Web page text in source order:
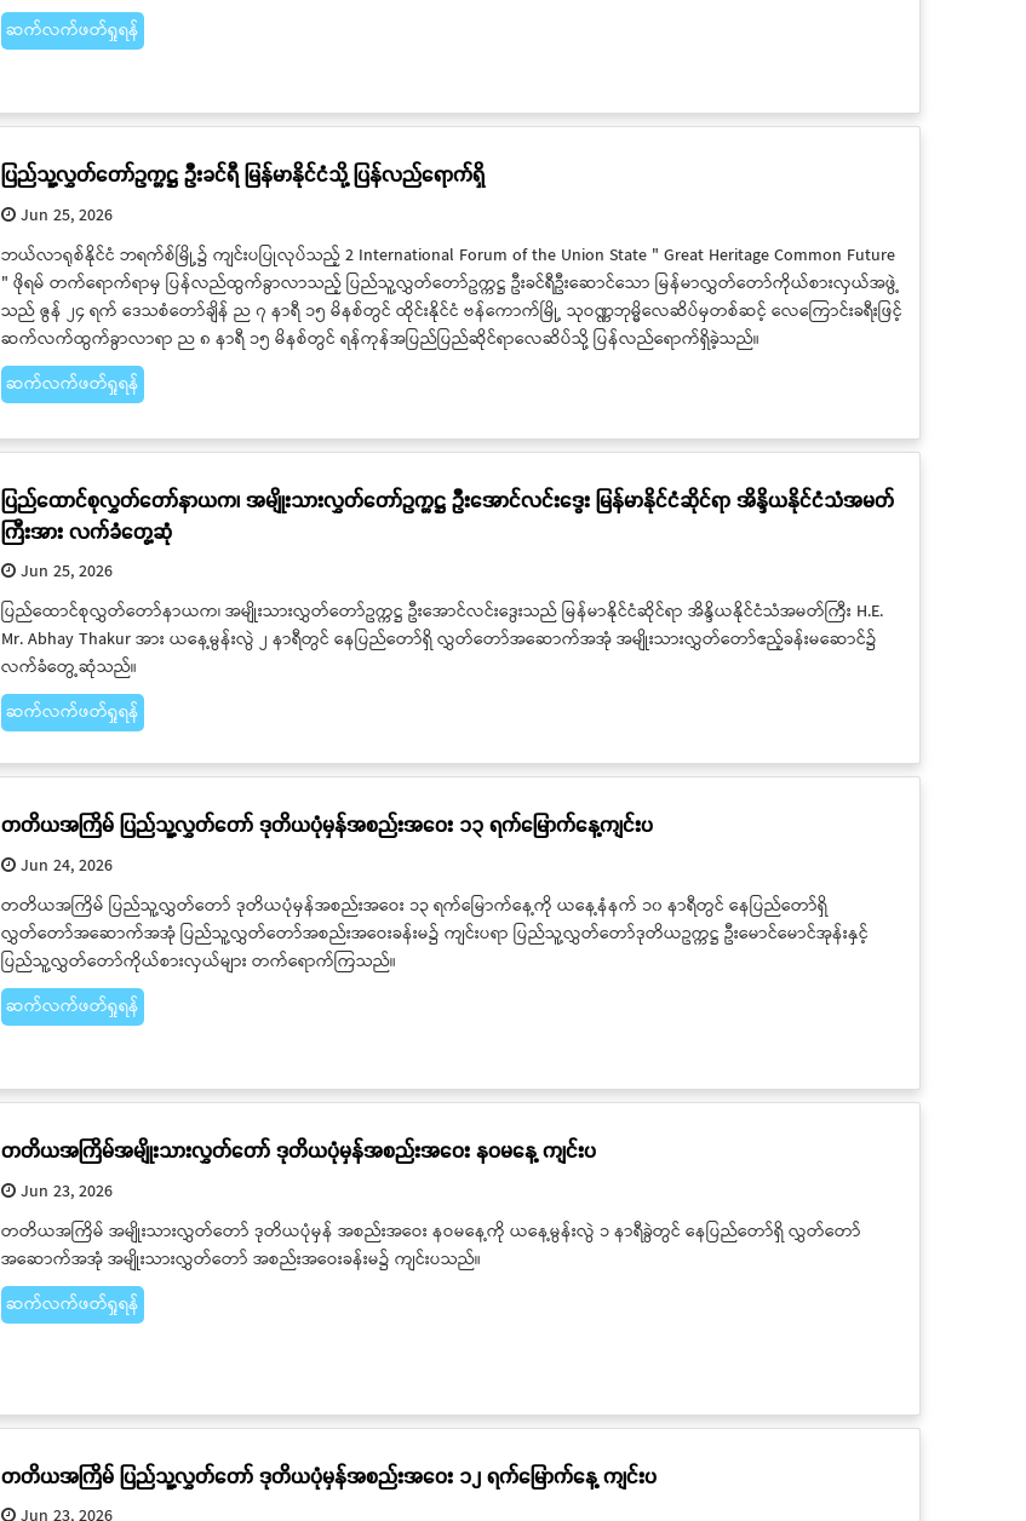
ဆက်လက်ဖတ်ရှုရန်
ပြည်သူ့လွှတ်တော်ဥက္ကဋ္ဌ ဦးခင်ရီ မြန်မာနိုင်ငံသို့ ပြန်လည်ရောက်ရှိ
Jun 25, 2026
ဘယ်လာရုစ်နိုင်ငံ ဘရက်စ်မြို့၌ ကျင်းပပြုလုပ်သည့် 2 International Forum of the Union State " Great Heritage Common Future
" ဖိုရမ် တက်ရောက်ရာမှ ပြန်လည်ထွက်ခွာလာသည့် ပြည်သူ့လွှတ်တော်ဥက္ကဋ္ဌ ဦးခင်ရီဦးဆောင်သော မြန်မာလွှတ်တော်ကိုယ်စားလှယ်အဖွဲ့
သည် ဇွန် ၂၄ ရက် ဒေသစံတော်ချိန် ည ၇ နာရီ ၁၅ မိနစ်တွင် ထိုင်းနိုင်ငံ ဗန်ကောက်မြို့ သုဝဏ္ဏဘုမ္မိလေဆိပ်မှတစ်ဆင့် လေကြောင်းခရီးဖြင့်
ဆက်လက်ထွက်ခွာလာရာ ည ၈ နာရီ ၁၅ မိနစ်တွင် ရန်ကုန်အပြည်ပြည်ဆိုင်ရာလေဆိပ်သို့ ပြန်လည်ရောက်ရှိခဲ့သည်။
ဆက်လက်ဖတ်ရှုရန်
ပြည်ထောင်စုလွှတ်တော်နာယက၊ အမျိုးသားလွှတ်တော်ဥက္ကဋ္ဌ ဦးအောင်လင်းဒွေး မြန်မာနိုင်ငံဆိုင်ရာ အိန္ဒိယနိုင်ငံသံအမတ်
ကြီးအား လက်ခံတွေ့ဆုံ
Jun 25, 2026
ပြည်ထောင်စုလွှတ်တော်နာယက၊ အမျိုးသားလွှတ်တော်ဥက္ကဋ္ဌ ဦးအောင်လင်းဒွေးသည် မြန်မာနိုင်ငံဆိုင်ရာ အိန္ဒိယနိုင်ငံသံအမတ်ကြီး H.E.
Mr. Abhay Thakur အား ယနေ့မွန်းလွဲ ၂ နာရီတွင် နေပြည်တော်ရှိ လွှတ်တော်အဆောက်အအုံ အမျိုးသားလွှတ်တော်ဧည့်ခန်းမဆောင်၌
လက်ခံတွေ့ဆုံသည်။
ဆက်လက်ဖတ်ရှုရန်
တတိယအကြိမ် ပြည်သူ့လွှတ်တော် ဒုတိယပုံမှန်အစည်းအဝေး ၁၃ ရက်မြောက်နေ့ကျင်းပ
Jun 24, 2026
တတိယအကြိမ် ပြည်သူ့လွှတ်တော် ဒုတိယပုံမှန်အစည်းအဝေး ၁၃ ရက်မြောက်နေ့ကို ယနေ့နံနက် ၁၀ နာရီတွင် နေပြည်တော်ရှိ
လွှတ်တော်အဆောက်အအုံ ပြည်သူ့လွှတ်တော်အစည်းအဝေးခန်းမ၌ ကျင်းပရာ ပြည်သူ့လွှတ်တော်ဒုတိယဥက္ကဋ္ဌ ဦးမောင်မောင်အုန်းနှင့်
ပြည်သူ့လွှတ်တော်ကိုယ်စားလှယ်များ တက်ရောက်ကြသည်။
ဆက်လက်ဖတ်ရှုရန်
တတိယအကြိမ်အမျိုးသားလွှတ်တော် ဒုတိယပုံမှန်အစည်းအဝေး နဝမနေ့ ကျင်းပ
Jun 23, 2026
တတိယအကြိမ် အမျိုးသားလွှတ်တော် ဒုတိယပုံမှန် အစည်းအဝေး နဝမနေ့ကို ယနေ့မွန်းလွဲ ၁ နာရီခွဲတွင် နေပြည်တော်ရှိ လွှတ်တော်
အဆောက်အအုံ အမျိုးသားလွှတ်တော် အစည်းအဝေးခန်းမ၌ ကျင်းပသည်။
ဆက်လက်ဖတ်ရှုရန်
တတိယအကြိမ် ပြည်သူ့လွှတ်တော် ဒုတိယပုံမှန်အစည်းအဝေး ၁၂ ရက်မြောက်နေ့ ကျင်းပ